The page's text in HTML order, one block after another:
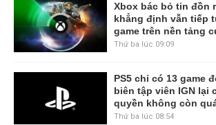
Xbox bác bỏ tin đồn
khẳng định vẫn tiếp
game trên nền tảng
Thứ ba lúc 09:09
PS5 chỉ có 13 game
biên tập viên IGN lại
quyền không còn
Thứ ba lúc 08:54